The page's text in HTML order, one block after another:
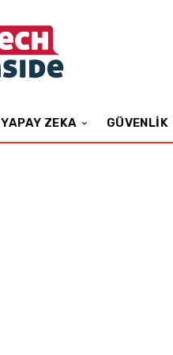
YAPAY ZEKA GÜVENLIK